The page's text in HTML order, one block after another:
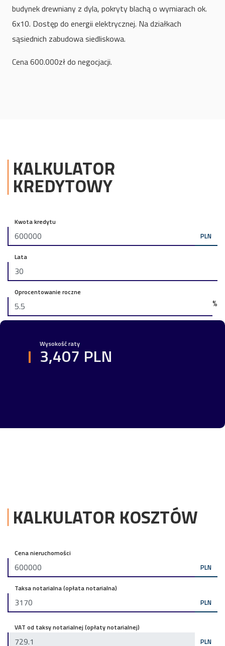
budynek drewniany z dyla, pokryty blachą o wymiarach ok.
6x10. Dostęp do energii elektrycznej. Na działkach
sąsiednich zabudowa siedliskowa.
Cena 600.000zł do negocjacji.
KALKULATOR
KREDYTOWY
Kwota kredytu
PLN
Lata
Oprocentowanie roczne
%
Wysokość raty
3,407 PLN
KALKULATOR KOSZTÓW
Cena nieruchomości
PLN
Taksa notarialna (opłata notarialna)
PLN
VAT od taksy notarialnej (opłaty notarialnej)
PLN